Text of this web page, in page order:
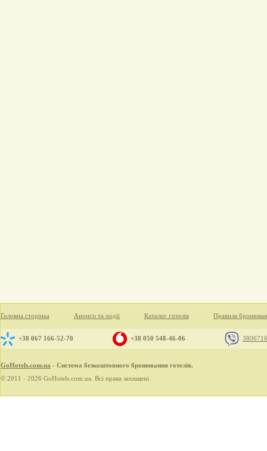
Головна сторінка Анонси та події Каталог готелів Правила
+38 067 166-52-70 +38 050 548-46-06
GoHotels.com.ua - Система безкоштовного бронювання готелів.
© 2011 - 2026 GoHotels.com.ua. Всі права захищені.